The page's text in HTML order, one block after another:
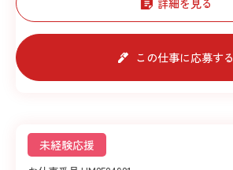
この仕事に応募する
未経験応援